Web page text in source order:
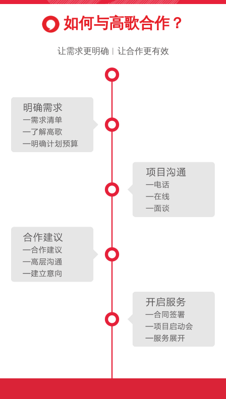
如何与高歌合作？
让需求更明确︱让合作更有效